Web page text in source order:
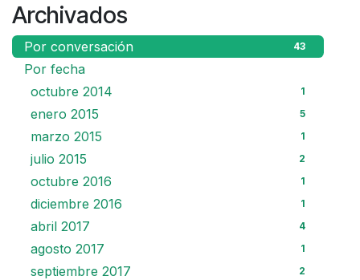
Archivados
Por conversación 43
Por fecha
octubre 2014
1
enero 2015 5
marzo 2015 1
julio 2015 2
octubre 2016 1
diciembre 2016 1
abril 2017 4
agosto 2017 1
septiembre 2017 2